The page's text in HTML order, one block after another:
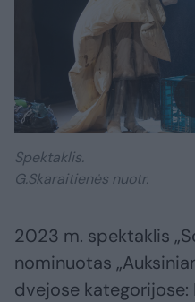
Spektaklis.
G.Skaraitienės nuotr.
2023 m. spektaklis
nominuotas
dvejose kategorijose: